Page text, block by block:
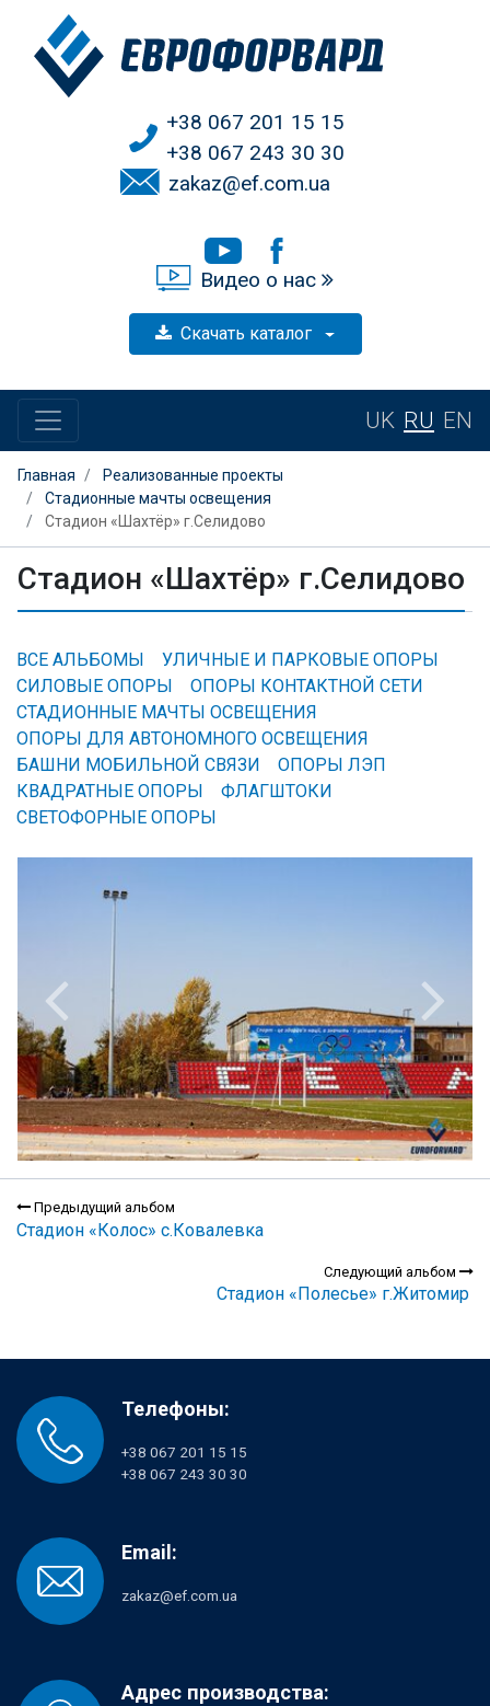
+38 067 201 15 15
+38 067 243 30 30
zakaz@ef.com.ua
Видео о нас
Скачать каталог
UK RU EN
Главная
Реализованные проекты
Стадионные мачты освещения
Стадион «Шахтёр» г.Селидово
Стадион «Шахтёр» г.Селидово
ВСЕ АЛЬБОМЫ
УЛИЧНЫЕ И ПАРКОВЫЕ ОПОРЫ
СИЛОВЫЕ ОПОРЫ
ОПОРЫ КОНТАКТНОЙ СЕТИ
СТАДИОННЫЕ МАЧТЫ ОСВЕЩЕНИЯ
ОПОРЫ ДЛЯ АВТОНОМНОГО ОСВЕЩЕНИЯ
БАШНИ МОБИЛЬНОЙ СВЯЗИ
ОПОРЫ ЛЭП
КВАДРАТНЫЕ ОПОРЫ
ФЛАГШТОКИ
СВЕТОФОРНЫЕ ОПОРЫ
Предыдущий альбом
Стадион «Колос» с.Ковалевка
Следующий альбом
Стадион «Полесье» г.Житомир
Телефоны:
+38 067 201 15 15
+38 067 243 30 30
Email:
zakaz@ef.com.ua
Адрес производства: